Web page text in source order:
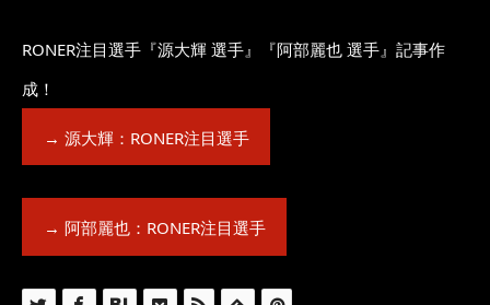
RONER注目選手『源大輝 選手』『阿部麗也 選手』記事作
成！
→ 源大輝：RONER注目選手
→ 阿部麗也：RONER注目選手